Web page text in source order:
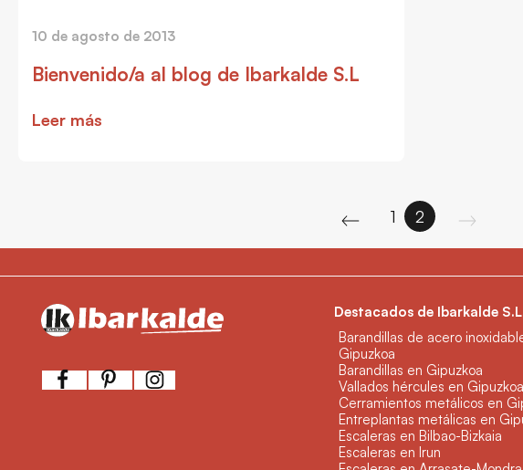
10 de agosto de 2013
Bienvenido/a al blog de Ibarkalde S.L
Leer más
1 2
Destacados de Ibarkalde
Barandillas de acero
Gipuzkoa
Barandillas en Gipuzkoa
Vallados hércules en Gipuzkoa
Cerramientos metálicos en
Entreplantas metálicas en
Escaleras en Bilbao-Bizkaia
Escaleras en Irun